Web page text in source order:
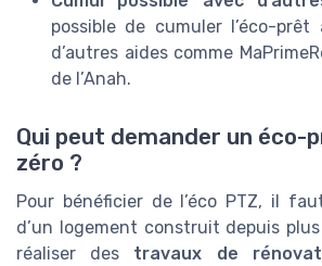
possible de cumuler l’éco-
d’autres aides comme
de l’Anah.
Qui peut demander un éco-
zéro ?
Pour bénéficier de l’éco PTZ, il
d’un logement construit depuis
réaliser des travaux de